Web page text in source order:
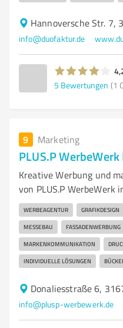
Hannoversche Str. 7,
info@duofaktur.de
5 Bewertungen (1
9 Marketing
PLUS.P
Kreative Werbung und
von PLUS.P WerbeWerk
WERBEAGENTUR GRAFIKDESIGN
MESSEBAU FASSADENWERBUNG
MARKENKOMMUNIKATION
INDIVIDUELLE LÖSUNGEN
Donaliesstraße 6,
info@plusp-werbewerk.de